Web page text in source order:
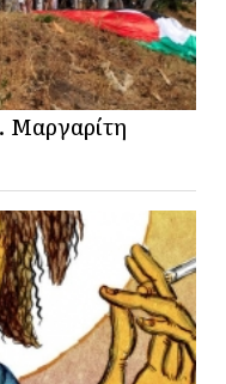
Μαργαρίτη